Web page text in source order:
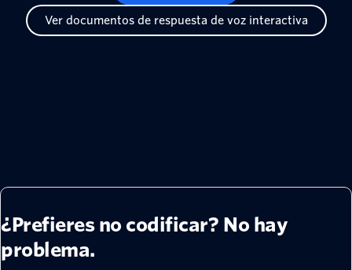
Ver documentos de respuesta de voz interactiva
¿Prefieres no codificar? No hay
problema.